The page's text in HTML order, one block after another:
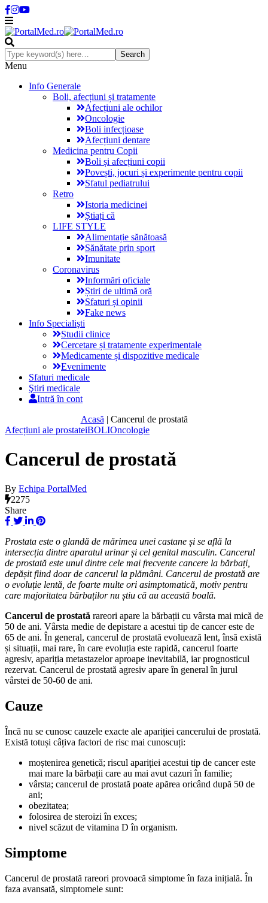
Menu
Info Generale
Boli, afecțiuni și tratamente
Afecțiuni ale ochilor
Oncologie
Boli infecțioase
Afecțiuni dentare
Medicina pentru Copii
Boli și afecțiuni copii
Povești, jocuri și experimente pentru copii
Sfatul pediatrului
Retro
Istoria medicinei
Știați că
LIFE STYLE
Alimentație sănătoasă
Sănătate prin sport
Imunitate
Coronavirus
Informări oficiale
Știri de ultimă oră
Sfaturi și opinii
Fake news
Info Specialişti
Studii clinice
Cercetare și tratamente experimentale
Medicamente și dispozitive medicale
Evenimente
Sfaturi medicale
Ştiri medicale
Intră în cont
Acasă | Cancerul de prostată
Afecțiuni ale prostateiBOLIOncologie
Cancerul de prostată
By Echipa PortalMed
2275
Share
Prostata este o glandă de mărimea unei castane și se află la
intersecția dintre aparatul urinar și cel genital masculin. Cancerul
de prostată este unul dintre cele mai frecvente cancere la bărbați,
depășit fiind doar de cancerul la plămâni. Cancerul de prostată are
o evoluție lentă, de foarte multe ori asimptomatică, motiv pentru
care majoritatea bărbaților nu știu că au această boală.
Cancerul de prostată rareori apare la bărbații cu vârsta mai mică de
50 de ani. Vârsta medie de depistare a acestui tip de cancer este de
65 de ani. În general, cancerul de prostată evoluează lent, însă există
și situații, mai rare, în care evoluția este rapidă, cancerul foarte
agresiv, apariția metastazelor aproape inevitabilă, iar prognosticul
rezervat. Cancerul de prostată agresiv apare în general în jurul
vârstei de 50-60 de ani.
Cauze
Încă nu se cunosc cauzele exacte ale apariției cancerului de prostată.
Există totuși câțiva factori de risc mai cunoscuți:
moștenirea genetică; riscul apariției acestui tip de cancer este
mai mare la bărbații care au mai avut cazuri în familie;
vârsta; cancerul de prostată poate apărea oricând după 50 de
ani;
obezitatea;
folosirea de steroizi în exces;
nivel scăzut de vitamina D în organism.
Simptome
Cancerul de prostată rareori provoacă simptome în faza inițială. În
faza avansată, simptomele sunt: